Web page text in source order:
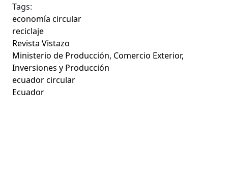
Tags:
economía circular
reciclaje
Revista Vistazo
Ministerio de Producción, Comercio Exterior,
Inversiones y Producción
ecuador circular
Ecuador